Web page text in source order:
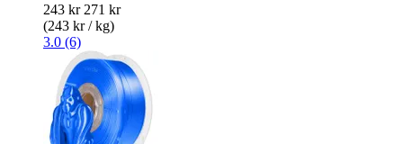
243 kr 271 kr
(243 kr / kg)
3.0 (6)